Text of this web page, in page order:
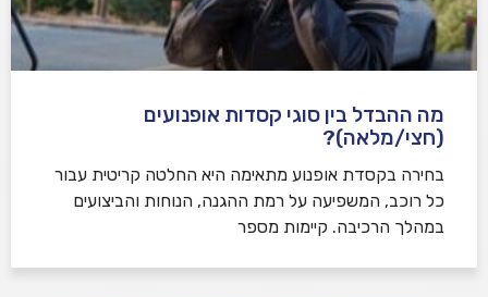
מה ההבדל בין סוגי קסדות אופנועים
(חצי/מלאה)?
בחירה בקסדת אופנוע מתאימה היא החלטה קריטית עבור
כל רוכב, המשפיעה על רמת ההגנה, הנוחות והביצועים
במהלך הרכיבה. קיימות מספר